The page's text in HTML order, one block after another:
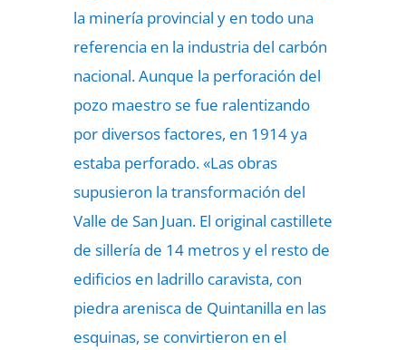
la minería provincial y en todo una
referencia en la industria del carbón
nacional. Aunque la perforación del
pozo maestro se fue ralentizando
por diversos factores, en 1914 ya
estaba perforado. «Las obras
supusieron la transformación del
Valle de San Juan. El original castillete
de sillería de 14 metros y el resto de
edificios en ladrillo caravista, con
piedra arenisca de Quintanilla en las
esquinas, se convirtieron en el